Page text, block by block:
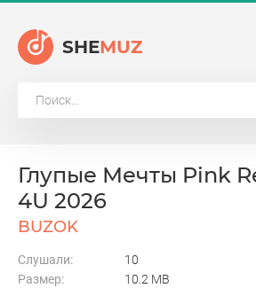
SHEMUZ
Глупые Мечты Pink
4U 2026
BUZOK
Слушали:
10
Размер:
10.2 MB